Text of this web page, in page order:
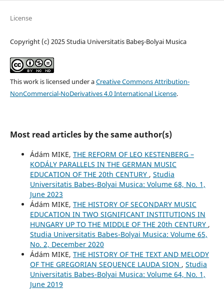
License
Copyright (c) 2025 Studia Universitatis Babeş-Bolyai Musica
This work is licensed under aCreative Commons Attribution-
NonCommercial-NoDerivatives 4.0 International License.
Most read articles by the same author(s)
Ádám MIKE, THE REFORM OF LEO KESTENBERG –
KODÁLY PARALLELS IN THE GERMAN MUSIC
EDUCATION OF THE 20th CENTURY , Studia
Universitatis Babes-Bolyai Musica: Volume 68, No. 1,
June 2023
Ádám MIKE, THE HISTORY OF SECONDARY MUSIC
EDUCATION IN TWO SIGNIFICANT INSTITUTIONS IN
HUNGARY UP TO THE MIDDLE OF THE 20th CENTURY ,
Studia Universitatis Babes-Bolyai Musica: Volume 65,
No. 2, December 2020
Ádám MIKE, THE HISTORY OF THE TEXT AND MELODY
OF THE GREGORIAN SEQUENCE LAUDA SION , Studia
Universitatis Babes-Bolyai Musica: Volume 64, No. 1,
June 2019